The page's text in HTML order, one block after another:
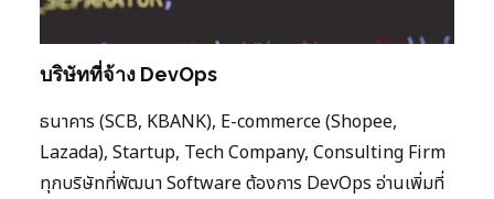
บริษัทที่จ้าง DevOps
ธนาคาร (SCB, KBANK), E-commerce (Shopee,
Lazada), Startup, Tech Company, Consulting Firm
ทุกบริษัทที่พัฒนา Software ต้องการ DevOps อ่านเพิ่มที่